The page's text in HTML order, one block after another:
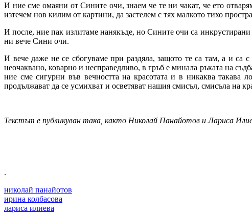
И ние сме омаяни от Сините очи, знаем че те ни чакат, че ето
изтечем нов килим от картини, да застелем с тях малкото тихо
И после, ние пак излитаме нанякъде, но Сините очи са инкрустирани
ни вече Сини очи.
И вече даже не се сбогуваме при раздяла, защото те са там, а и
неочаквано, коварно и несправедливо, в гръб е минала ръката на
ние сме сигурни във вечността на красотата и в никаква
продължават да се усмихват и осветяват нашия смисъл, смисъла на
Текстът е публикуван така, както Николай Панайотов и Лариса
.
николай панайотов
ирина колбасова
лариса илиева